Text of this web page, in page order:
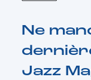
Ne
Jazz